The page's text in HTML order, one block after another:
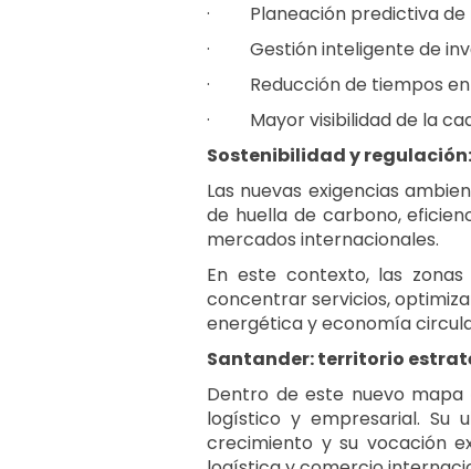
· Planeación predictiva de
· Gestión inteligente de
· Reducción de tiempos
· Mayor visibilidad de la
Sostenibilidad y
Las nuevas exigencias
de huella de carbono,
mercados internacionales.
En este contexto, las
concentrar servicios,
energética y economía
Santander: territorio
Dentro de este nuevo
logístico y empresarial. Su
crecimiento y su vocación